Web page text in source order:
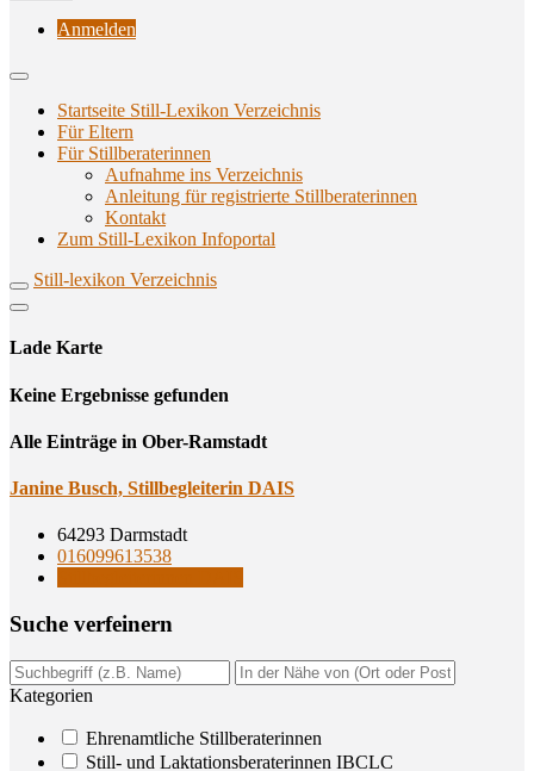
Anmelden
Startseite Still-Lexikon Verzeichnis
Für Eltern
Für Stillberaterinnen
Aufnahme ins Verzeichnis
Anlei­tung für regis­trier­te Stillberaterinnen
Kon­takt
Zum Still-Lexikon Infoportal
Still-lexikon Verzeichnis
Lade Karte
Кeine Ergebnisse gefunden
Alle Einträge in Ober-Ramstadt
Jani­ne Busch, Still­be­glei­te­rin DAIS
64293 Darmstadt
016099613538
Suche ver­fei­nern
Kategorien
Ehrenamtliche Stillberaterinnen
Still- und Laktationsberaterinnen IBCLC